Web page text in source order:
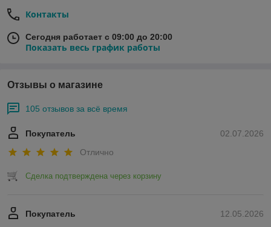
Контакты
Сегодня работает с 09:00 до 20:00
Показать весь график работы
Отзывы о магазине
105 отзывов за всё время
02.07.2026
Покупатель
Отлично
Сделка подтверждена через корзину
12.05.2026
Покупатель